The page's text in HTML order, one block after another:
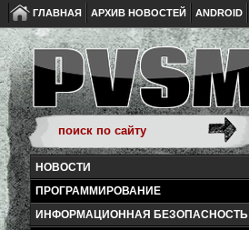
ГЛАВНАЯ АРХИВ НОВОСТЕЙ ANDROID
НОВОСТИ
ПРОГРАММИРОВАНИЕ
ИНФОРМАЦИОННАЯ БЕЗОПАСНОСТЬ